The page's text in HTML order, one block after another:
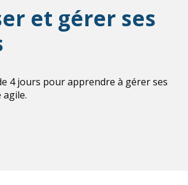
et gérer ses
4 jours pour apprendre à gérer ses